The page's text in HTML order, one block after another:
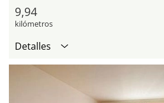
9,94
kilómetros
Detalles